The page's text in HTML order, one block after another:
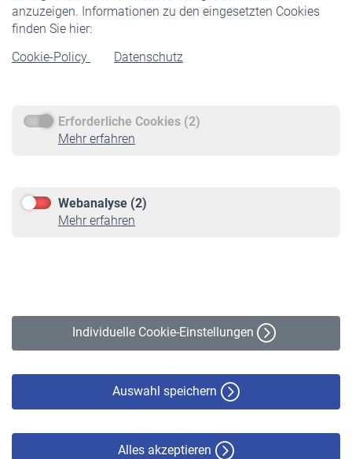
anzuzeigen. Informationen zu den eingesetzten Cookies
finden Sie hier:
Cookie-Policy
Datenschutz
Erforderliche Cookies (2)
Mehr erfahren
Webanalyse (2)
Mehr erfahren
Individuelle Cookie-Einstellungen
Auswahl speichern
Alles akzeptieren
Rentner
Rentenbeginn
Rente beantragen
Service
Informationen
Online-Rechner
VBLnewsletter
Erklärung zur Barrierefreiheit